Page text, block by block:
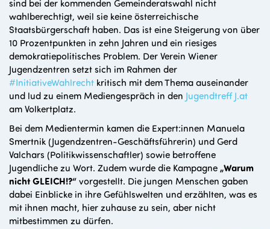
sind bei der kommenden Gemeinderatswahl nicht
wahlberechtigt, weil sie keine österreichische
Staatsbürgerschaft haben. Das ist eine Steigerung von über
10 Prozentpunkten in zehn Jahren und ein riesiges
demokratiepolitisches Problem. Der Verein Wiener
Jugendzentren setzt sich im Rahmen der
#InitiativeWahlrecht kritisch mit dem Thema auseinander
und lud zu einem Mediengespräch in den Jugendtreff J.at
am Volkertplatz.
Bei dem Medientermin kamen die Expert:innen Manuela
Smertnik (Jugendzentren-Geschäftsführerin) und Gerd
Valchars (Politikwissenschaftler) sowie betroffene
Jugendliche zu Wort. Zudem wurde die Kampagne „Warum
nicht GLEICH!?“vorgestellt. Die jungen Menschen gaben
dabei Einblicke in ihre Gefühlswelten und erzählten, was es
mit ihnen macht, hier zuhause zu sein, aber nicht
mitbestimmen zu dürfen.